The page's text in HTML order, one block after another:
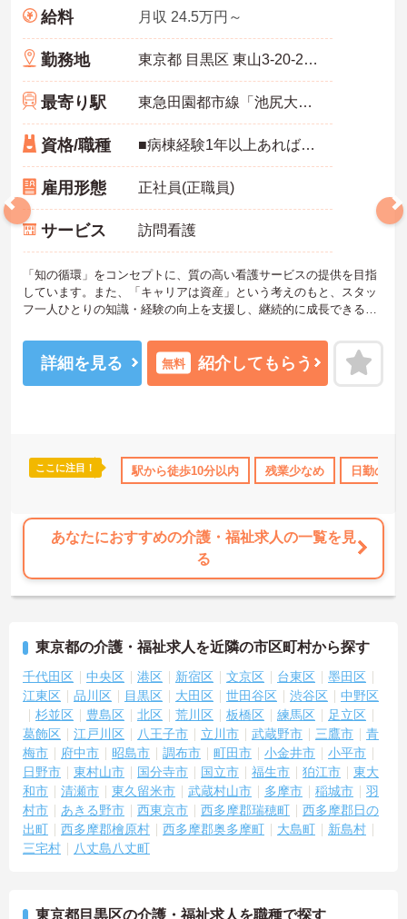
託児所・育児補助 無資格OK 日勤のみ 年間休日110日
給料 月収 24.5万円～
勤務地 東京都 目黒区 東山3-20-20 サニイヒルズ東山101
最寄り駅 東急田園都市線「池尻大橋駅」徒歩5分
資格/職種 ■病棟経験1年以上あれば尚可
雇用形態 正社員(正職員)
サービス 訪問看護
「知の循環」をコンセプトに、質の高い看護サービスの提供を目指
しています。また、「キャリアは資産」という考えのもと、スタッ
フ一人ひとりの知識・経験の向上を支援し、継続的に成長できる環
ルフットケアを専門分野としており、重度の方や医療依存度の高い
ご利用者様にも安心してサービスを提供できる体制を整えていま
す。365日24時間対応のほか、在宅輸血管理、腹水穿刺管理、PD・
【研修制度】
■パーキンソン病の包括的ケアシステムの深化
SSPDに加えESDR(摂食嚥下リハビリテーション)、排便促進エクサ
サイズに関する知識・技術をリーダーよりスタッフヘレクチャーし
ております。今後、更に内容を深化させご利用者様および地域へ貢
■新人研修および管理者・主任等のリーダー養成研修
せていただきます。周囲の先輩スタッフもフォローしてくれますの
で安心してご勤務いただけます。また、将来独立を目指す方には財
務管理のレクチャーも実施しております。
詳細を見る 無料 紹介してもらう
ここに注目！ 駅から徒歩10分以内 残業少なめ 日勤のみ
あなたにおすすめの介護・福祉求人の一覧を見
る
東京都の介護・福祉求人を近隣の市区町村から探す
千代田区 中央区 港区 新宿区 文京区 台東区
墨田区
江東区
品川区 目黒区 大田区 世田谷区 渋谷区
中野区
杉並区
豊島区 北区 荒川区 板橋区 練馬区
足立区
葛飾区
江戸川区 八王子市 立川市 武蔵野市 三鷹市
青
梅市
府中市 昭島市 調布市 町田市 小金井市
小平市
日野市
東村山市 国分寺市 国立市 福生市 狛江市
東大
和市
清瀬市 東久留米市 武蔵村山市 多摩市 稲城市
羽
村市
あきる野市 西東京市 西多摩郡瑞穂町
西多摩郡日の
出町
西多摩郡檜原村 西多摩郡奥多摩町 大島町
新島村
三宅村
八丈島八丈町
東京都目黒区の介護・福祉求人を職種で探す